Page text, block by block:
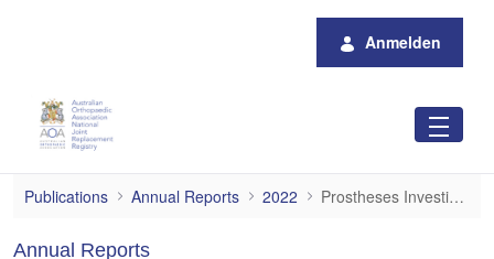
Anmelden
Prostheses Investigations
Publications Annual Reports 2022 Prostheses Investigations
Annual Reports